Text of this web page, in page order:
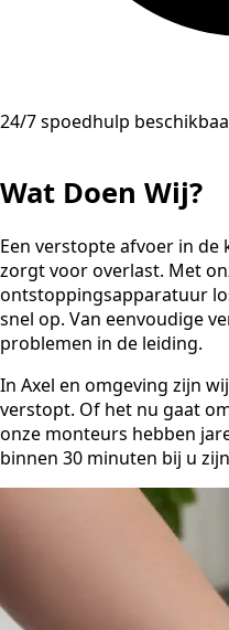
24/7 spoedhulp
Wat Doen Wij?
Een verstopte afvoer in
zorgt voor overlast. Met
ontstoppingsapparatuur
snel op. Van eenvoudige
problemen in de leiding.
In Axel en omgeving zijn
verstopt. Of het nu gaat
onze monteurs hebben
binnen 30 minuten bij u